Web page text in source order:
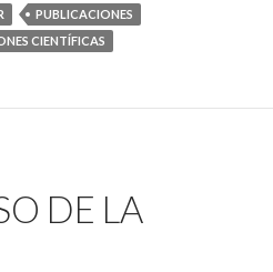
PUBLICACIONES
CIENTÍFICAS
DE LA